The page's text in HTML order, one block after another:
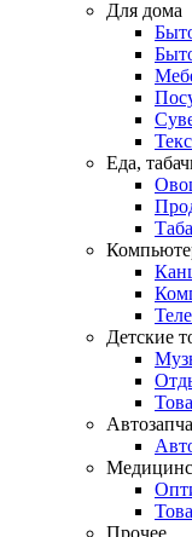
Для дома
Еда,
Детские
Прочее